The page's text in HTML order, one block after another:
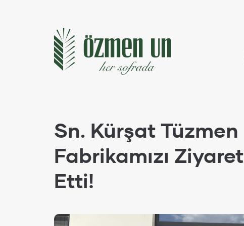
Sn. Kürşat Tüzmen
Fabrikamızı Ziyaret
Etti!